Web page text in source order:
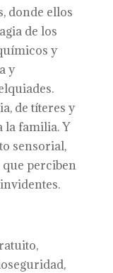
donde ellos
de los
y
y
de títeres y
la familia. Y
sensorial,
perciben